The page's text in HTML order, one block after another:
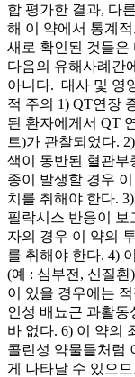
합 평가한 결과, 다
해 이 약에서 통계
새로 확인된 것들은
다음의 유해사례간
아니다. ­ 대사 및 영
적 주의 1) QT연장
된 환자에게서 QT
트)가 관찰되었다.
색이 동반된 혈관부
종이 발생할 경우
치를 취해야 한다.
필락시스 반응이
자의 경우 이 약의
를 취해야 한다. 4)
(예 : 심부전, 신질
이 있을 경우에는
인성 배뇨근 과활동
바 없다. 6) 이 약의
콜린성 약물들처럼
게 나타날 수 있으